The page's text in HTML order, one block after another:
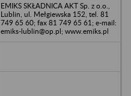
EMIKS SKŁADNICA AKT Sp. z o.o.,
Lublin, ul. Mełgiewska 152, tel. 81
749 65 60; fax 81 749 65 61; e-mail:
emiks-lublin@op.pl; www.emiks.pl